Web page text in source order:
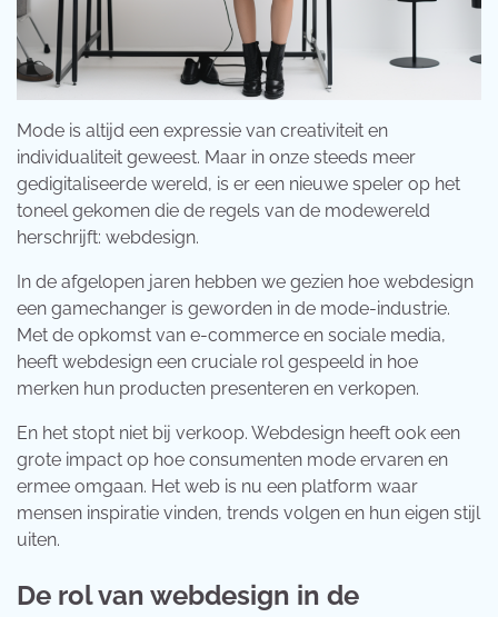
Mode is altijd een expressie van creativiteit en
individualiteit geweest. Maar in onze steeds meer
gedigitaliseerde wereld, is er een nieuwe speler op het
toneel gekomen die de regels van de modewereld
herschrijft: webdesign.
In de afgelopen jaren hebben we gezien hoe webdesign
een gamechanger is geworden in de mode-industrie.
Met de opkomst van e-commerce en sociale media,
heeft webdesign een cruciale rol gespeeld in hoe
merken hun producten presenteren en verkopen.
En het stopt niet bij verkoop. Webdesign heeft ook een
grote impact op hoe consumenten mode ervaren en
ermee omgaan. Het web is nu een platform waar
mensen inspiratie vinden, trends volgen en hun eigen stijl
uiten.
De rol van webdesign in de